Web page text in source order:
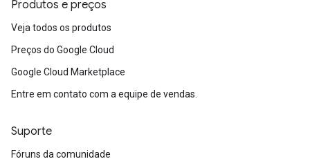
Produtos e preços
Veja todos os produtos
Preços do Google Cloud
Google Cloud Marketplace
Entre em contato com a equipe de vendas.
Suporte
Fóruns da comunidade